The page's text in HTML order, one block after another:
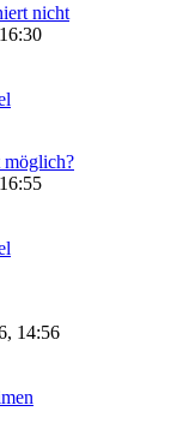
nicht
14:56